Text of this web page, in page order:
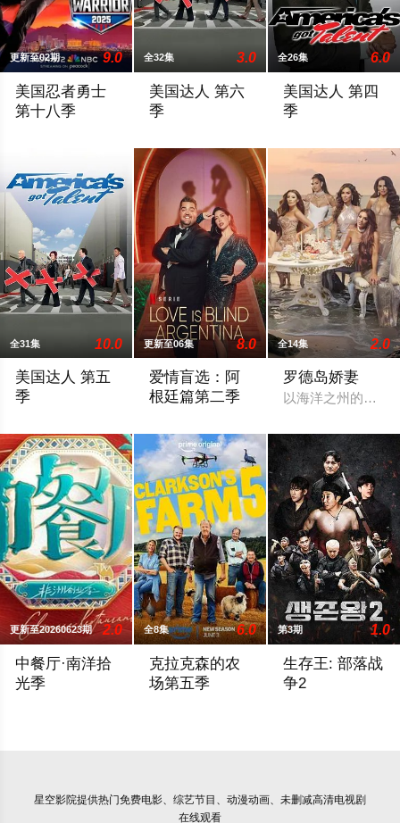
更新至02期 9.0
美国忍者勇士
第十八季
全32集 3.0
美国达人 第六
季
全26集 6.0
美国达人 第四
季
全31集 10.0
美国达人 第五
季
更新至06集 8.0
爱情盲选：阿
根廷篇第二季
全14集 2.0
罗德岛娇妻
以海洋之州的海岸
更新至20260623期 2.0
中餐厅·南洋拾
光季
全8集 6.0
克拉克森的农
场第五季
第3期 1.0
生存王: 部落战
争2
星空影院提供热门免费电影、综艺节目、动漫动画、未删减高清电视剧
在线观看